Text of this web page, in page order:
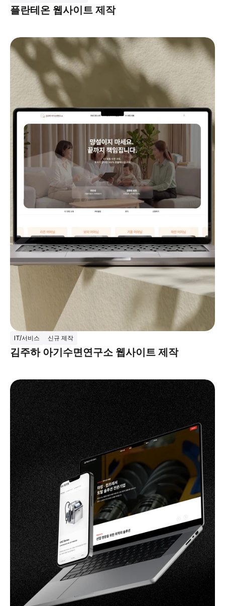
플란테온 웹사이트 제작
IT/서비스 신규 제작
김주하 아기수면연구소 웹사이트 제작